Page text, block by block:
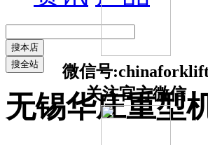
微信号
关注官方微信
搜本店
搜全站
无锡华庄重型